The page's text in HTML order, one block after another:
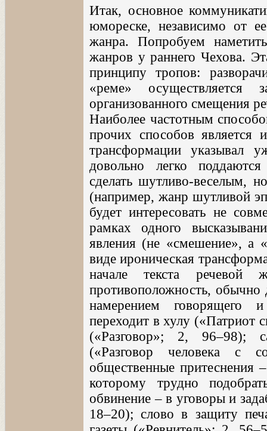
Итак, основное
юмореске, независимо от
жанра. Попробуем
жанров у раннего Чехова.
принципу тропов:
«реме» осуществляется
организованного смещения
Наиболее частотным
прочих способов является
трансформации указывал
довольно легко
сделать шутливо-веселым,
(например, жанр шутливой
будет интересовать не
рамках одного
явления (не «смешение», а
виде ироническая
начале текста
противоположность,
намерением говорящего
переходит в хулу («Патриот
(«Разговор»; 2, 96–98);
(«Разговор человека с
общественные притеснения
которому трудно
обвинение – в уговоры и
18–20); слово в защиту